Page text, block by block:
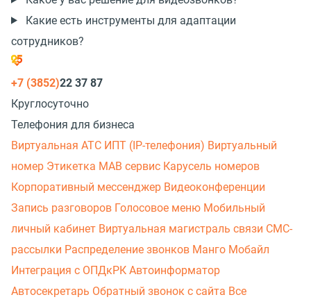
Какие есть инструменты для адаптации
сотрудников?
+7 (3852)22 37 87
Круглосуточно
Телефония для бизнеса
Виртуальная АТС ИПТ (IP-телефония) Виртуальный
номер Этикетка МАВ сервис Карусель номеров
Корпоративный мессенджер Видеоконференции
Запись разговоров Голосовое меню Мобильный
личный кабинет Виртуальная магистраль связи СМС-
рассылки Распределение звонков Манго Мобайл
Интеграция с ОПДкРК Автоинформатор
Автосекретарь Обратный звонок с сайта Все